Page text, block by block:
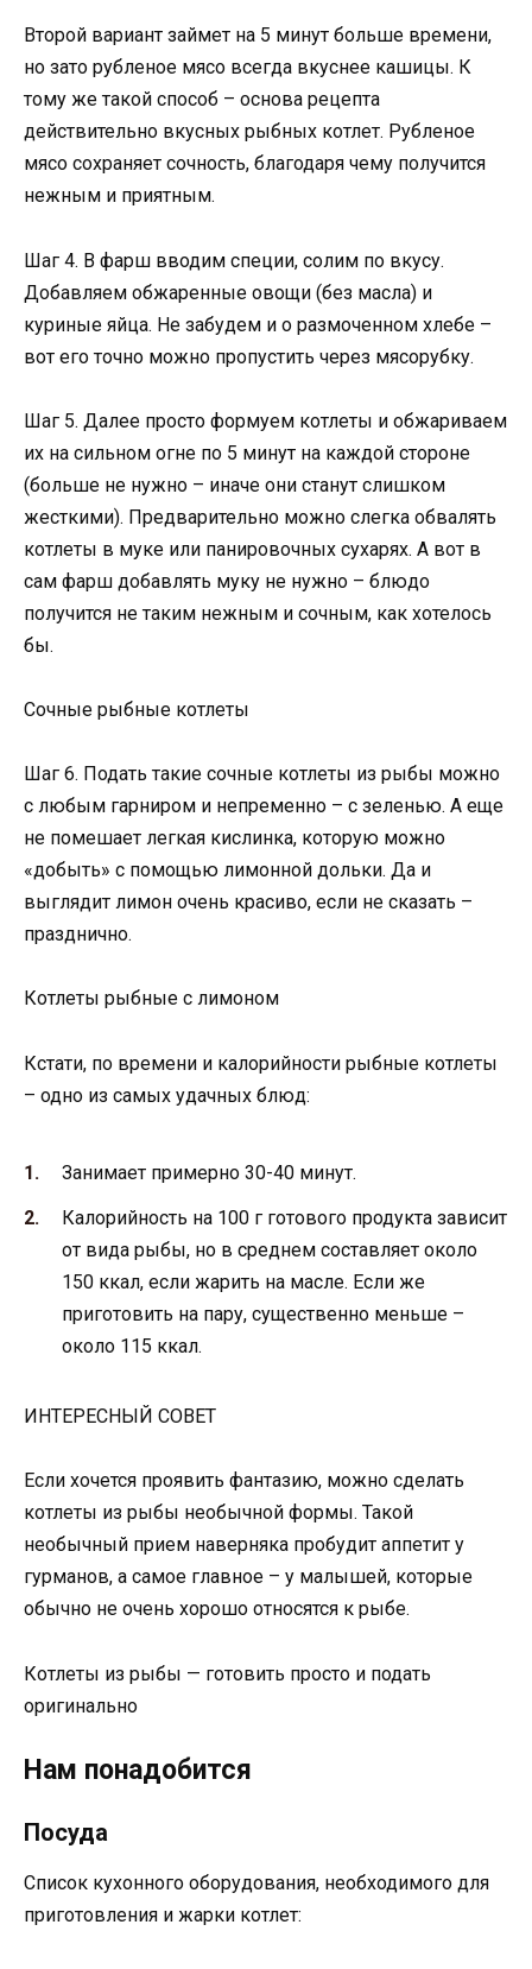
Второй вариант займет на 5 минут больше времени,
но зато рубленое мясо всегда вкуснее кашицы. К
тому же такой способ – основа рецепта
действительно вкусных рыбных котлет. Рубленое
мясо сохраняет сочность, благодаря чему получится
нежным и приятным.
Шаг 4. В фарш вводим специи, солим по вкусу.
Добавляем обжаренные овощи (без масла) и
куриные яйца. Не забудем и о размоченном хлебе –
вот его точно можно пропустить через мясорубку.
Шаг 5. Далее просто формуем котлеты и обжариваем
их на сильном огне по 5 минут на каждой стороне
(больше не нужно – иначе они станут слишком
жесткими). Предварительно можно слегка обвалять
котлеты в муке или панировочных сухарях. А вот в
сам фарш добавлять муку не нужно – блюдо
получится не таким нежным и сочным, как хотелось
бы.
Сочные рыбные котлеты
Шаг 6. Подать такие сочные котлеты из рыбы можно
с любым гарниром и непременно – с зеленью. А еще
не помешает легкая кислинка, которую можно
«добыть» с помощью лимонной дольки. Да и
выглядит лимон очень красиво, если не сказать –
празднично.
Котлеты рыбные с лимоном
Кстати, по времени и калорийности рыбные котлеты
– одно из самых удачных блюд:
Занимает примерно 30-40 минут.
Калорийность на 100 г готового продукта зависит
от вида рыбы, но в среднем составляет около
150 ккал, если жарить на масле. Если же
приготовить на пару, существенно меньше –
около 115 ккал.
ИНТЕРЕСНЫЙ СОВЕТ
Если хочется проявить фантазию, можно сделать
котлеты из рыбы необычной формы. Такой
необычный прием наверняка пробудит аппетит у
гурманов, а самое главное – у малышей, которые
обычно не очень хорошо относятся к рыбе.
Котлеты из рыбы — готовить просто и подать
оригинально
Нам понадобится
Посуда
Список кухонного оборудования, необходимого для
приготовления и жарки котлет: